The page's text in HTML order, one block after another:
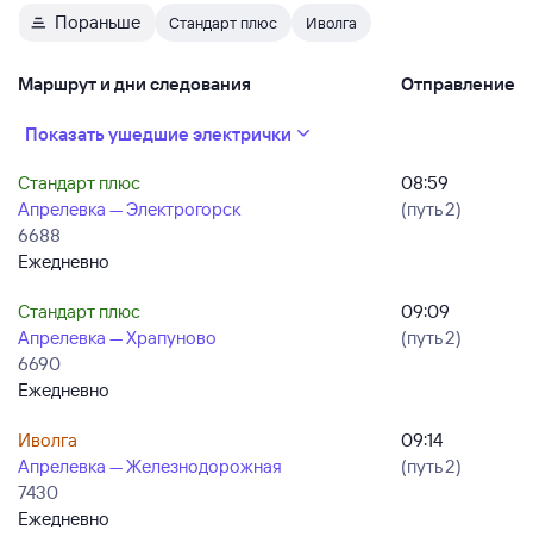
Пораньше Стандарт плюс Иволга
Маршрут и дни следования Отправление
Показать ушедшие электрички
Стандарт плюс
Апрелевка — Электрогорск
6688
Ежедневно
08:59
(путь 2)
Стандарт плюс
Апрелевка — Храпуново
6690
Ежедневно
09:09
(путь 2)
Иволга
Апрелевка — Железнодорожная
7430
Ежедневно
09:14
(путь 2)